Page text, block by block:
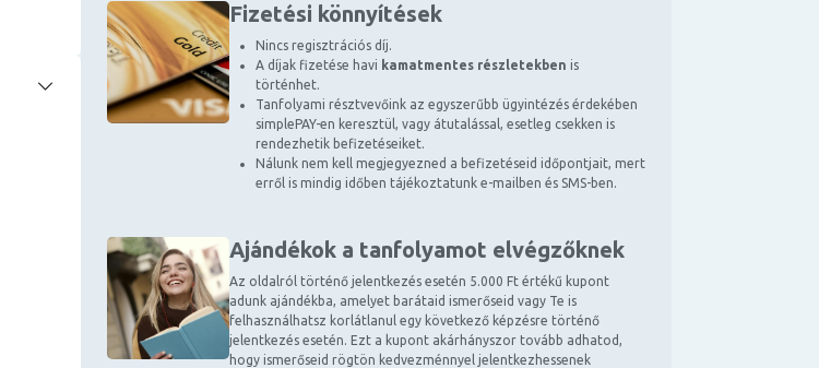
Fizetési könnyítések
Nincs regisztrációs díj.
A díjak fizetése havi kamatmentes részletekben is
történhet.
Tanfolyami résztvevőink az egyszerűbb ügyintézés érdekében
simplePAY-en keresztül, vagy átutalással, esetleg csekken is
rendezhetik befizetéseiket.
Nálunk nem kell megjegyezned a befizetéseid időpontjait, mert
erről is mindig időben tájékoztatunk e-mailben és SMS-ben.
Ajándékok a tanfolyamot elvégzőknek
Az oldalról történő jelentkezés esetén 5.000 Ft értékű kupont
adunk ajándékba, amelyet barátaid ismerőseid vagy Te is
felhasználhatsz korlátlanul egy következő képzésre történő
jelentkezés esetén. Ezt a kupont akárhányszor tovább adhatod,
hogy ismerőseid rögtön kedvezménnyel jelentkezhessenek